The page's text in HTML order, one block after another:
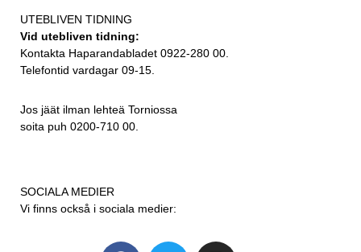
UTEBLIVEN TIDNING
Vid utebliven tidning:
Kontakta Haparandabladet 0922-280 00.
Telefontid vardagar 09-15.
Jos jäät ilman lehteä Torniossa
soita puh 0200-710 00.
SOCIALA MEDIER
Vi finns också i sociala medier: